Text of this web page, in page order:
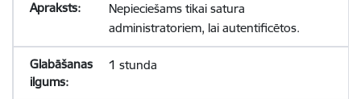
Nepieciešams tikai satura
administratoriem, lai autentificētos.
1 stunda